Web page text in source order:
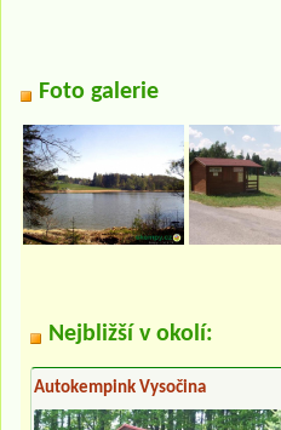
Foto galerie
Nejbližší v okolí:
Autokempink Vysočina